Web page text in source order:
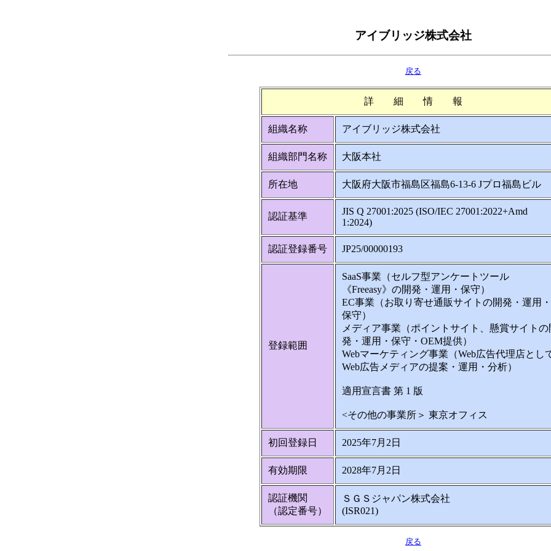
アイブリッジ株式会社
戻る
詳 細 情 報
組織名称 アイブリッジ株式会社
組織部門名称 大阪本社
所在地 大阪府大阪市福島区福島6-13-6 Jプロ福島ビル
認証基準
JIS Q 27001:2025 (ISO/IEC 27001:2022+Amd
1:2024)
認証登録番号 JP25/00000193
登録範囲
SaaS事業（セルフ型アンケートツール
《Freeasy》の開発・運用・保守）
EC事業（お取り寄せ通販サイトの開発・運用・
保守）
メディア事業（ポイントサイト、懸賞サイトの
発・運用・保守・OEM提供）
Webマーケティング事業（Web広告代理店とし
Web広告メディアの提案・運用・分析）
適用宣言書 第 1 版
<その他の事業所＞ 東京オフィス
初回登録日 2025年7月2日
有効期限 2028年7月2日
認証機関
（認定番号）
ＳＧＳジャパン株式会社
(ISR021)
戻る